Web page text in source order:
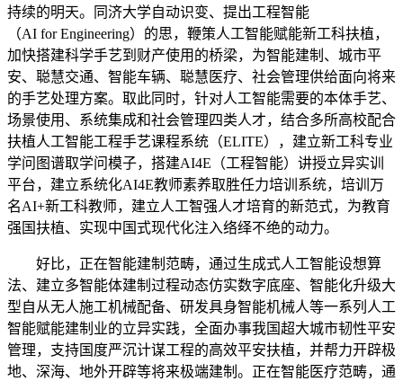
持续的明天。同济大学自动识变、提出工程智能
（AI for Engineering）的思，鞭策人工智能赋能新工科扶植，
加快搭建科学手艺到财产使用的桥梁，为智能建制、城市平
安、聪慧交通、智能车辆、聪慧医疗、社会管理供给面向将来
的手艺处理方案。取此同时，针对人工智能需要的本体手艺、
场景使用、系统集成和社会管理四类人才，结合多所高校配合
扶植人工智能工程手艺课程系统（ELITE），建立新工科专业
学问图谱取学问模子，搭建AI4E（工程智能）讲授立异实训
平台，建立系统化AI4E教师素养取胜任力培训系统，培训万
名AI+新工科教师，建立人工智强人才培育的新范式，为教育
强国扶植、实现中国式现代化注入络绎不绝的动力。
好比，正在智能建制范畴，通过生成式人工智能设想算
法、建立多智能体建制过程动态仿实数字底座、智能化升级大
型自从无人施工机械配备、研发具身智能机械人等一系列人工
智能赋能建制业的立异实践，全面办事我国超大城市韧性平安
管理，支持国度严沉计谋工程的高效平安扶植，并帮力开辟极
地、深海、地外开辟等将来极端建制。正在智能医疗范畴，通